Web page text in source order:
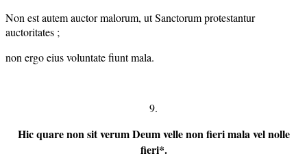
Non est autem auctor malorum, ut Sanctorum protestantur
auctoritates ;
non ergo eius voluntate fiunt mala.
9.
Hic quare non sit verum Deum velle non fieri mala vel nolle
fieri*.